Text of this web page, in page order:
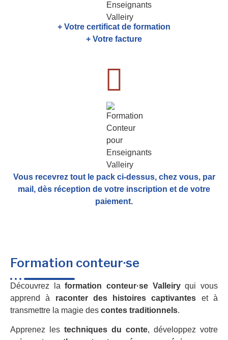
+ Votre certificat de formation
+ Votre facture
Vous recevrez tout le pack ci-dessus, chez vous, par
mail, dès réception de votre inscription et de votre
paiement.
Formation conteur·se
Découvrez laformation conteur·se Valleiryqui vous
apprend à raconter des histoires captivantes et à
transmettre la magie des contes traditionnels.
Apprenez les techniques du conte, développez votre